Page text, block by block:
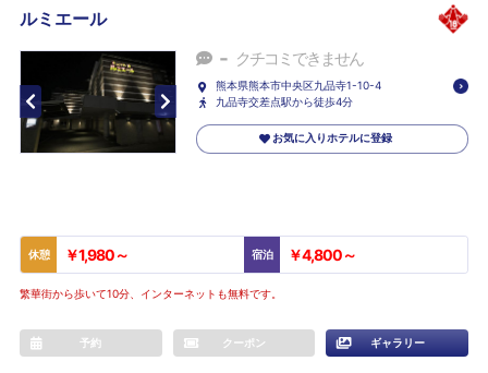
ルミエール
- クチコミできません
熊本県熊本市中央区九品寺1-10-4
九品寺交差点駅から徒歩4分
お気に入りホテルに登録
休憩 ￥1,980～ 宿泊 ￥4,800～
繁華街から歩いて10分、インターネットも無料です。
予約 クーポン ギャラリー